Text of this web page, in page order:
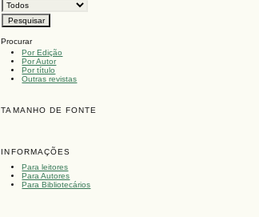
Procurar
Por Edição
Por Autor
Por título
Outras revistas
TAMANHO DE FONTE
INFORMAÇÕES
Para leitores
Para Autores
Para Bibliotecários